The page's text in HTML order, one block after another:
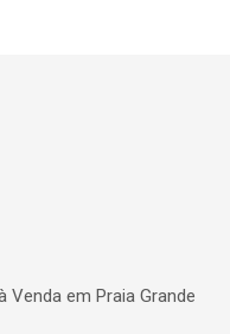
Venda em Praia Grande